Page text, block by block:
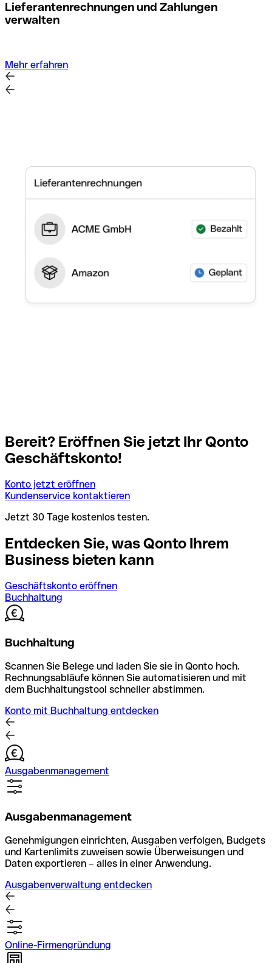
Lieferantenrechnungen und Zahlungen
verwalten
Mehr erfahren
Bereit? Eröffnen Sie jetzt Ihr Qonto
Geschäftskonto!
Konto jetzt eröffnen
Kundenservice kontaktieren
Jetzt 30 Tage kostenlos testen.
Entdecken Sie, was Qonto Ihrem
Business bieten kann
Geschäftskonto eröffnen
Buchhaltung
Buchhaltung
Scannen Sie Belege und laden Sie sie in Qonto hoch.
Rechnungsabläufe können Sie automatisieren und mit
dem Buchhaltungstool schneller abstimmen.
Konto mit Buchhaltung entdecken
Ausgabenmanagement
Ausgabenmanagement
Genehmigungen einrichten, Ausgaben verfolgen, Budgets
und Kartenlimits zuweisen sowie Überweisungen und
Daten exportieren – alles in einer Anwendung.
Ausgabenverwaltung entdecken
Online-Firmengründung